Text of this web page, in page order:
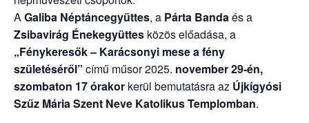
AGaliba Néptáncegyüttes, a Párta Bandaés a
Zsibavirág Énekegyüttes közös előadása, a
„Fénykeresők – Karácsonyi mese a fény
születéséről” című műsor 2025. november 29-én,
szombaton 17 órakor kerül bemutatásra az Újkígyósi
Szűz Mária Szent Neve Katolikus Templomban.